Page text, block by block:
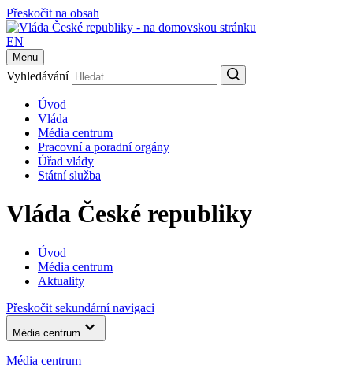
Přeskočit na obsah
EN
Menu
Vyhledávání
Úvod
Vláda
Média centrum
Pracovní a poradní orgány
Úřad vlády
Státní služba
Vláda České republiky
Úvod
Média centrum
Aktuality
Přeskočit sekundární navigaci
Média centrum
Média centrum